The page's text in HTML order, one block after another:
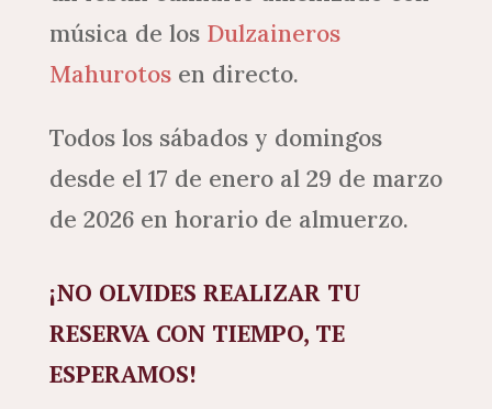
música de los Dulzaineros
Mahurotosen directo.
Todos los sábados y domingos
desde el 17 de enero al 29 de marzo
de 2026 en horario de almuerzo.
¡NO OLVIDES REALIZAR TU
RESERVA CON TIEMPO, TE
ESPERAMOS!